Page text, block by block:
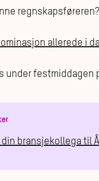
regnskapsføreren?
allerede i
under festmiddagen
din bransjekollega til